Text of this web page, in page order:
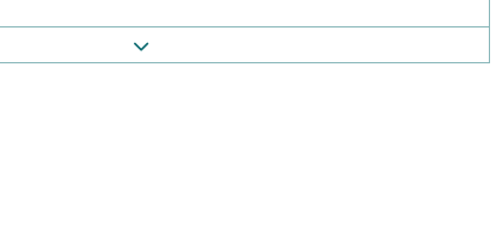
takich jak Barbarzyńca, Mag, czy Łowca, będziesz